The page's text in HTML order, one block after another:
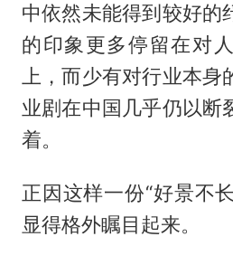
中依然未能得到较好的
的印象更多停留在对
上，而少有对行业本身
业剧在中国几乎仍以断
着。
正因这样一份“好景不
显得格外瞩目起来。